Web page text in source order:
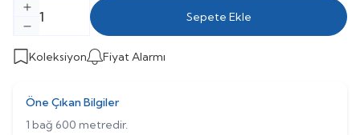
Sepete Ekle
Koleksiyon Fiyat Alarmı
Öne Çıkan Bilgiler
1 bağ 600 metredir.